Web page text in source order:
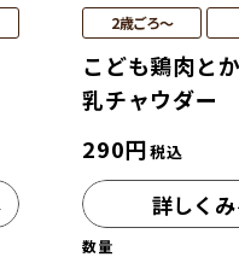
2歳ごろ～
こども鶏肉と
乳チャウダー
290円税込
詳しく
数量